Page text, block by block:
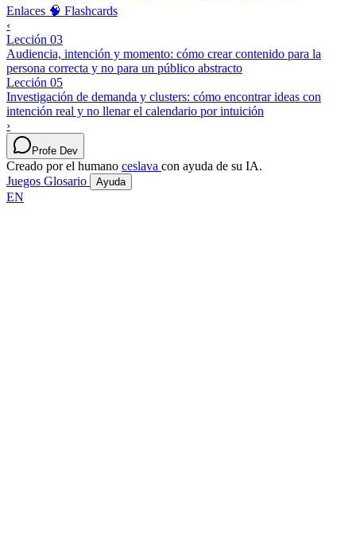
Enlaces 🧠 Flashcards
‹
Lección 03
Audiencia, intención y momento: cómo crear contenido para la
persona correcta y no para un público abstracto
Lección 05
Investigación de demanda y clusters: cómo encontrar ideas con
intención real y no llenar el calendario por intuición
›
Profe Dev
Creado por el humano ceslava con ayuda de su IA.
Juegos Glosario Ayuda
EN